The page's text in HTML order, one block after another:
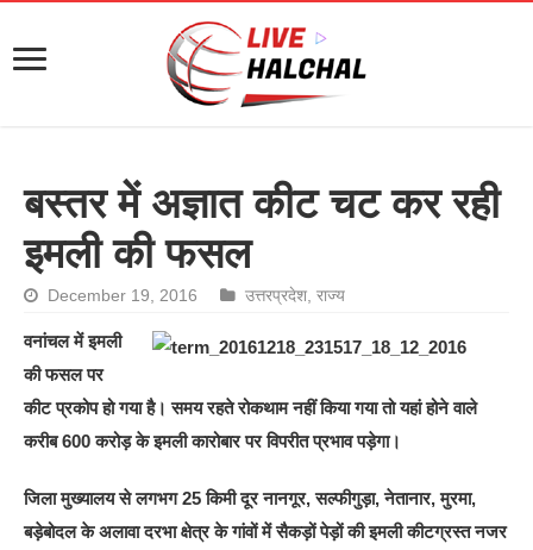
बस्तर में अज्ञात कीट चट कर रही
इमली की फसल
December 19, 2016 उत्तरप्रदेश ,राज्य
वनांचल में इमली
की फसल पर
कीट प्रकोप हो गया है। समय रहते रोकथाम नहीं किया गया तो यहां होने वाले
करीब 600 करोड़ के इमली कारोबार पर विपरीत प्रभाव पड़ेगा।
जिला मुख्यालय से लगभग 25 किमी दूर नानगूर, सल्फीगुड़ा, नेतानार, मुरमा,
बड़ेबोदल के अलावा दरभा क्षेत्र के गांवों में सैकड़ों पेड़ों की इमली कीटग्रस्त नजर